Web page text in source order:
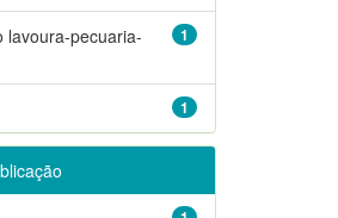
1
lavoura-pecuaria-
1